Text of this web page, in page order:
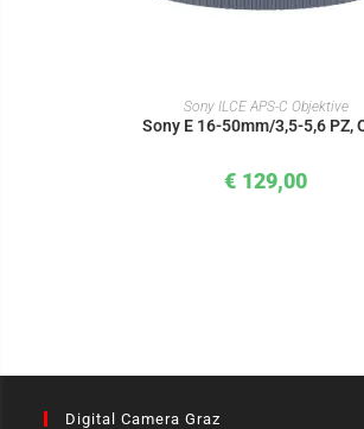
IN DEN WARENKORB
Sony ILCE APS-C Objektive
Sony E 16-50mm/3,5-5,6 PZ,
€ 129,00
Digital Camera Graz